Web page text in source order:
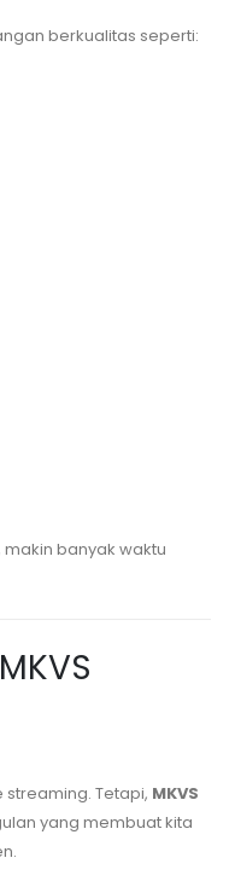
berkualitas seperti:
banyak waktu
Tetapi, MKVS
yang membuat kita